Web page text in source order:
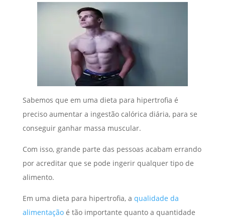
Sabemos que em uma dieta para hipertrofia é
preciso aumentar a ingestão calórica diária, para se
conseguir ganhar massa muscular.
Com isso, grande parte das pessoas acabam errando
por acreditar que se pode ingerir qualquer tipo de
alimento.
Em uma dieta para hipertrofia, a qualidade da
alimentaçãoé tão importante quanto a quantidade